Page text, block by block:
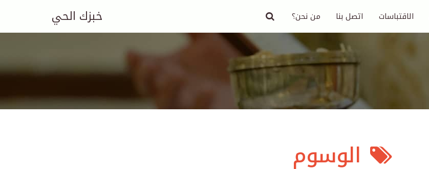
خبزك الحي من نحن؟ اتصل بنا الاقتباسات
الوسوم